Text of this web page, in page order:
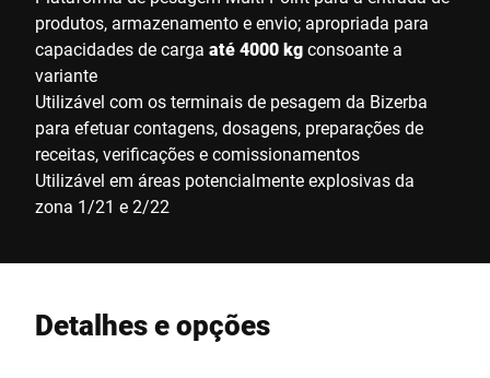
produtos, armazenamento e envio; apropriada para
capacidades de carga até 4000 kgconsoante a
variante
Utilizável com os terminais de pesagem da Bizerba
para efetuar contagens, dosagens, preparações de
receitas, verificações e comissionamentos
Utilizável em áreas potencialmente explosivas da
zona 1/21 e 2/22
Detalhes e opções